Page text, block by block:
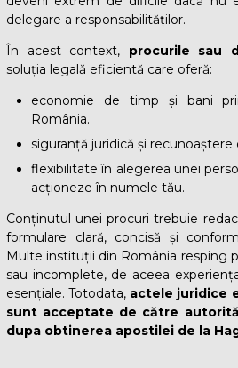
delegare a responsabilităților.
În acest context, procurile sau
soluția legală eficientă care oferă:
economie de timp și bani
România.
siguranță juridică și
flexibilitate în alegerea unei
acționeze în numele tău.
Conținutul unei procuri trebuie
formulare clară, concisă și
Multe instituții din România resping
sau incomplete, de aceea
esențiale. Totodata, actele juridice
sunt acceptate de către
dupa obtinerea apostilei de la